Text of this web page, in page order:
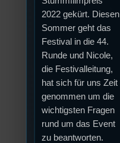
2022 gekürt. Diesen
Sommer geht das
Festival in die 44.
Runde und Nicole,
die Festivalleitung,
hat sich für uns Zeit
genommen um die
wichtigsten Fragen
rund um das Event
zu beantworten.